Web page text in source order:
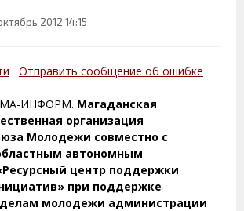
2012 14:15
Отправить сообщение об ошибке
ИНФОРМ. Магаданская
организация
Молодежи совместно с
автономным
центр поддержки
при поддержке
делам молодежи администрации